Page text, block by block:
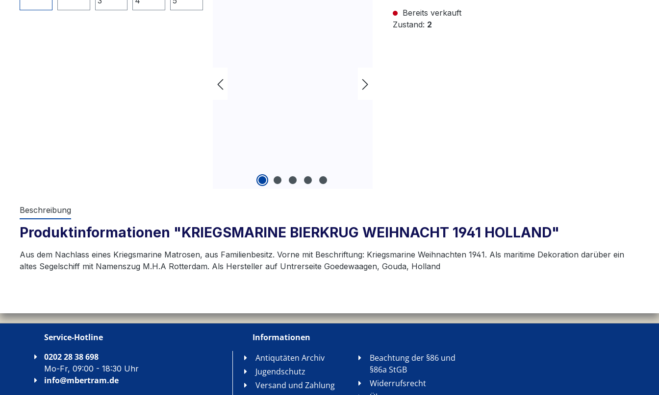
Bereits verkauft
Zustand: 2
Beschreibung
Produktinformationen "KRIEGSMARINE BIERKRUG WEIHNACHT 1941 HOLLAND"
Aus dem Nachlass eines Kriegsmarine Matrosen, aus Familienbesitz. Vorne mit Beschriftung: Kriegsmarine Weihnachten 1941. Als maritime Dekoration darüber ein
altes Segelschiff mit Namenszug M.H.A Rotterdam. Als Hersteller auf Untrerseite Goedewaagen, Gouda, Holland
Service-Hotline
0202 28 38 698
Mo-Fr, 09:00 - 18:30 Uhr
info@mbertram.de
Informationen
Antiqutäten Archiv
Jugendschutz
Versand und Zahlung
Beachtung der §86 und
§86a StGB
Widerrufsrecht